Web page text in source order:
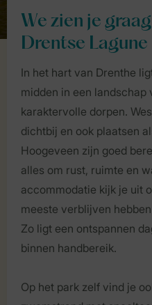
We zien je
Drentse Lagune
In het hart van Drenthe
midden in een landschap
karaktervolle dorpen.
dichtbij en ook plaatsen
Hoogeveen zijn goed
alles om rust, ruimte en
accommodatie kijk je uit
meeste verblijven
Zo ligt een ontspannen
binnen handbereik.
Op het park zelf vind je